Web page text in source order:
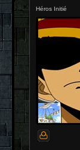
Héros Initié